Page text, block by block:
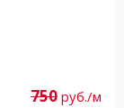
750 руб./м